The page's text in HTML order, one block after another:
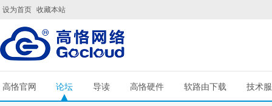
设为首页 收藏本站
高恪官网 论坛 导读 高恪硬件 软路由下载 技术